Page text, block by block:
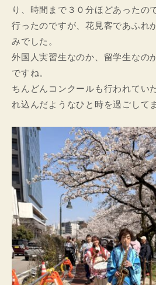
り、時間まで３０分ほどあったの
行ったのですが、花見客であふれ
みでした。
外国人実習生なのか、留学生なの
ですね。
ちんどんコンクールも行われてい
れ込んだようなひと時を過ごして